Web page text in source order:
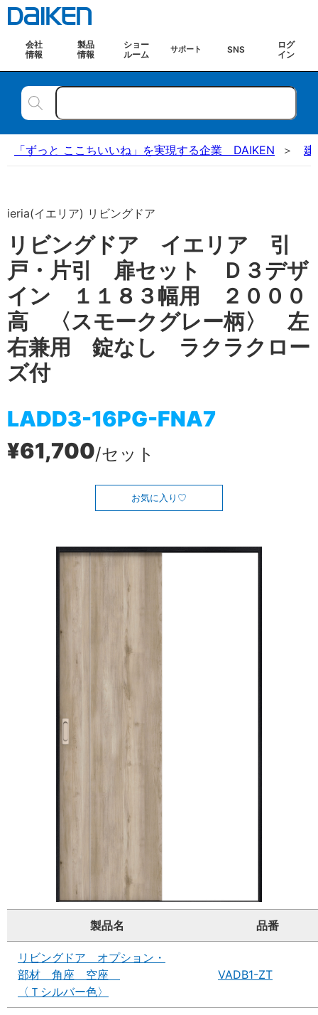
会社
情報
製品
情報
ショー
ルーム
サポート SNS
ログ
イン
「ずっと ここちいいね」を実現する企業 DAIKEN 建
ieria(イエリア) リビングドア
リビングドア イエリア 引
戸・片引 扉セット Ｄ３デザ
イン １１８３幅用 ２０００
高 〈スモークグレー柄〉 左
右兼用 錠なし ラクラクロー
ズ付
LADD3-16PG-FNA7
¥61,700/セット
お気に入り
製品名 品番
リビングドア オプション・
部材 角座 空座
〈Ｔシルバー色〉
VADB1-ZT